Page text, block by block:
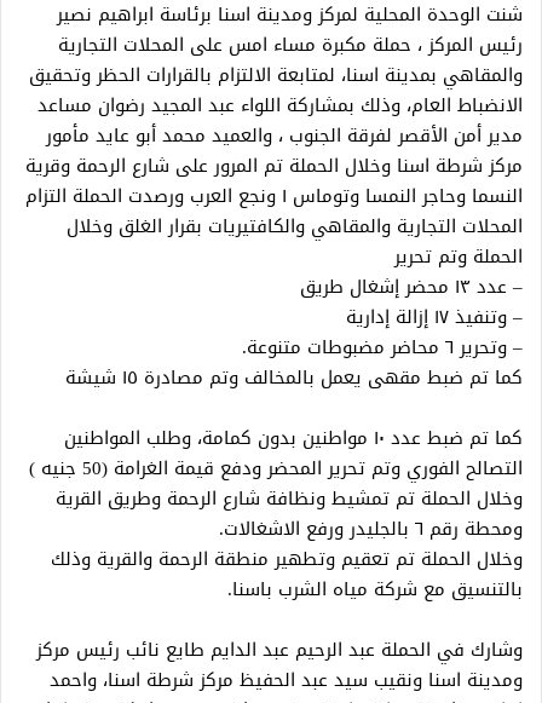
شنت الوحدة المحلية لمركز ومدينة اسنا برئاسة ابراهيم نصير
رئيس المركز ، حملة مكبرة مساء امس على المحلات التجارية
والمقاهي بمدينة اسنا، لمتابعة الالتزام بالقرارات الحظر وتحقيق
الانضباط العام، وذلك بمشاركة اللواء عبد المجيد رضوان مساعد
مدير أمن الأقصر لفرقة الجنوب ، والعميد محمد أبو عايد مأمور
مركز شرطة اسنا وخلال الحملة تم المرور على شارع الرحمة وقرية
النسما وحاجر النمسا وتوماس ١ ونجع العرب ورصدت الحملة التزام
المحلات التجارية والمقاهي والكافتيريات بقرار الغلق وخلال
الحملة وتم تحرير
– عدد ١٣ محضر إشغال طريق
– وتنفيذ ١٧ إزالة إدارية
– وتحرير ٦ محاضر مضبوطات متنوعة.
كما تم ضبط مقهى يعمل بالمخالف وتم مصادرة ١٥ شيشة
كما تم ضبط عدد ١٠ مواطنين بدون كمامة، وطلب المواطنين
التصالح الفوري وتم تحرير المحضر ودفع قيمة الغرامة (50 جنيه )
وخلال الحملة تم تمشيط ونظافة شارع الرحمة وطريق القرية
ومحطة رقم ٦ بالجليدر ورفع الاشغالات.
وخلال الحملة تم تعقيم وتطهير منطقة الرحمة والقرية وذلك
بالتنسيق مع شركة مياه الشرب باسنا.
وشارك في الحملة عبد الرحيم عبد الدايم طايع نائب رئيس مركز
ومدينة اسنا ونقيب سيد عبد الحفيظ مركز شرطة اسنا، واحمد